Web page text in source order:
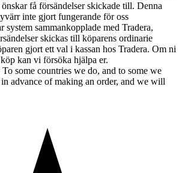
få försändelser skickade till. Denna
inte gjort fungerande för oss
system sammankopplade med Tradera,
skickas till köparens ordinarie
gjort ett val i kassan hos Tradera. Om ni
kan vi försöka hjälpa er.
To some countries we do, and to some we
advance of making an order, and we will